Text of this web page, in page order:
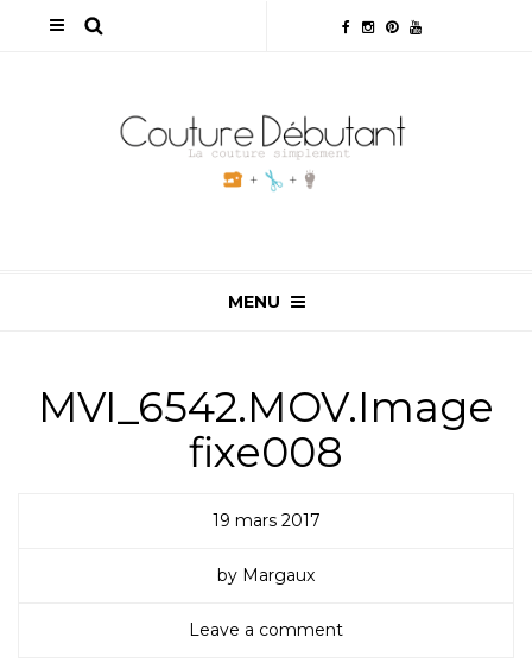
MENU
MVI_6542.MOV.Image
fixe008
19 mars 2017
by Margaux
Leave a comment